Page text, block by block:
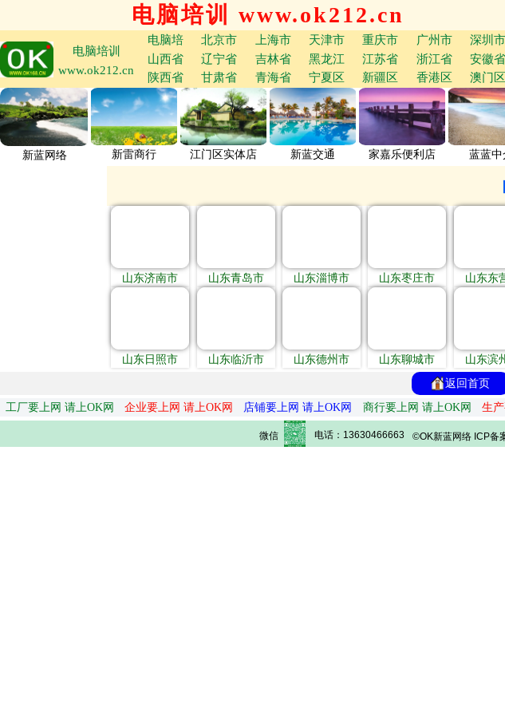
电脑培训 www.ok212.cn
电脑培训
www.ok212.cn
电脑培 北京市 上海市 天津市 重庆市 广州市 深圳市
山西省
辽宁省 吉林省 黑龙江 江苏省 浙江省 安徽省
陕西省
甘肃省 青海省 宁夏区 新疆区 香港区 澳门区
新蓝网络 新雷商行 江门区实体店 新蓝交通 家嘉乐便利店 蓝蓝中
山东济南市 山东青岛市 山东淄博市 山东枣庄市 山东东
山东日照市 山东临沂市 山东德州市 山东聊城市 山东滨
返回首页
工厂要上网 请上OK网
企业要上网 请上OK网 店铺要上网 请上OK网 商行要上网 请上OK网 生
微信 电话：13630466663 ©OK新蓝网络 ICP备